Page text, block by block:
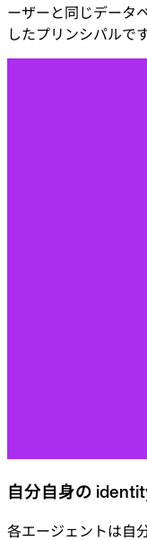
ーザーと同じデータ
したプリンシパルです
自分自身の
各エージェントは自